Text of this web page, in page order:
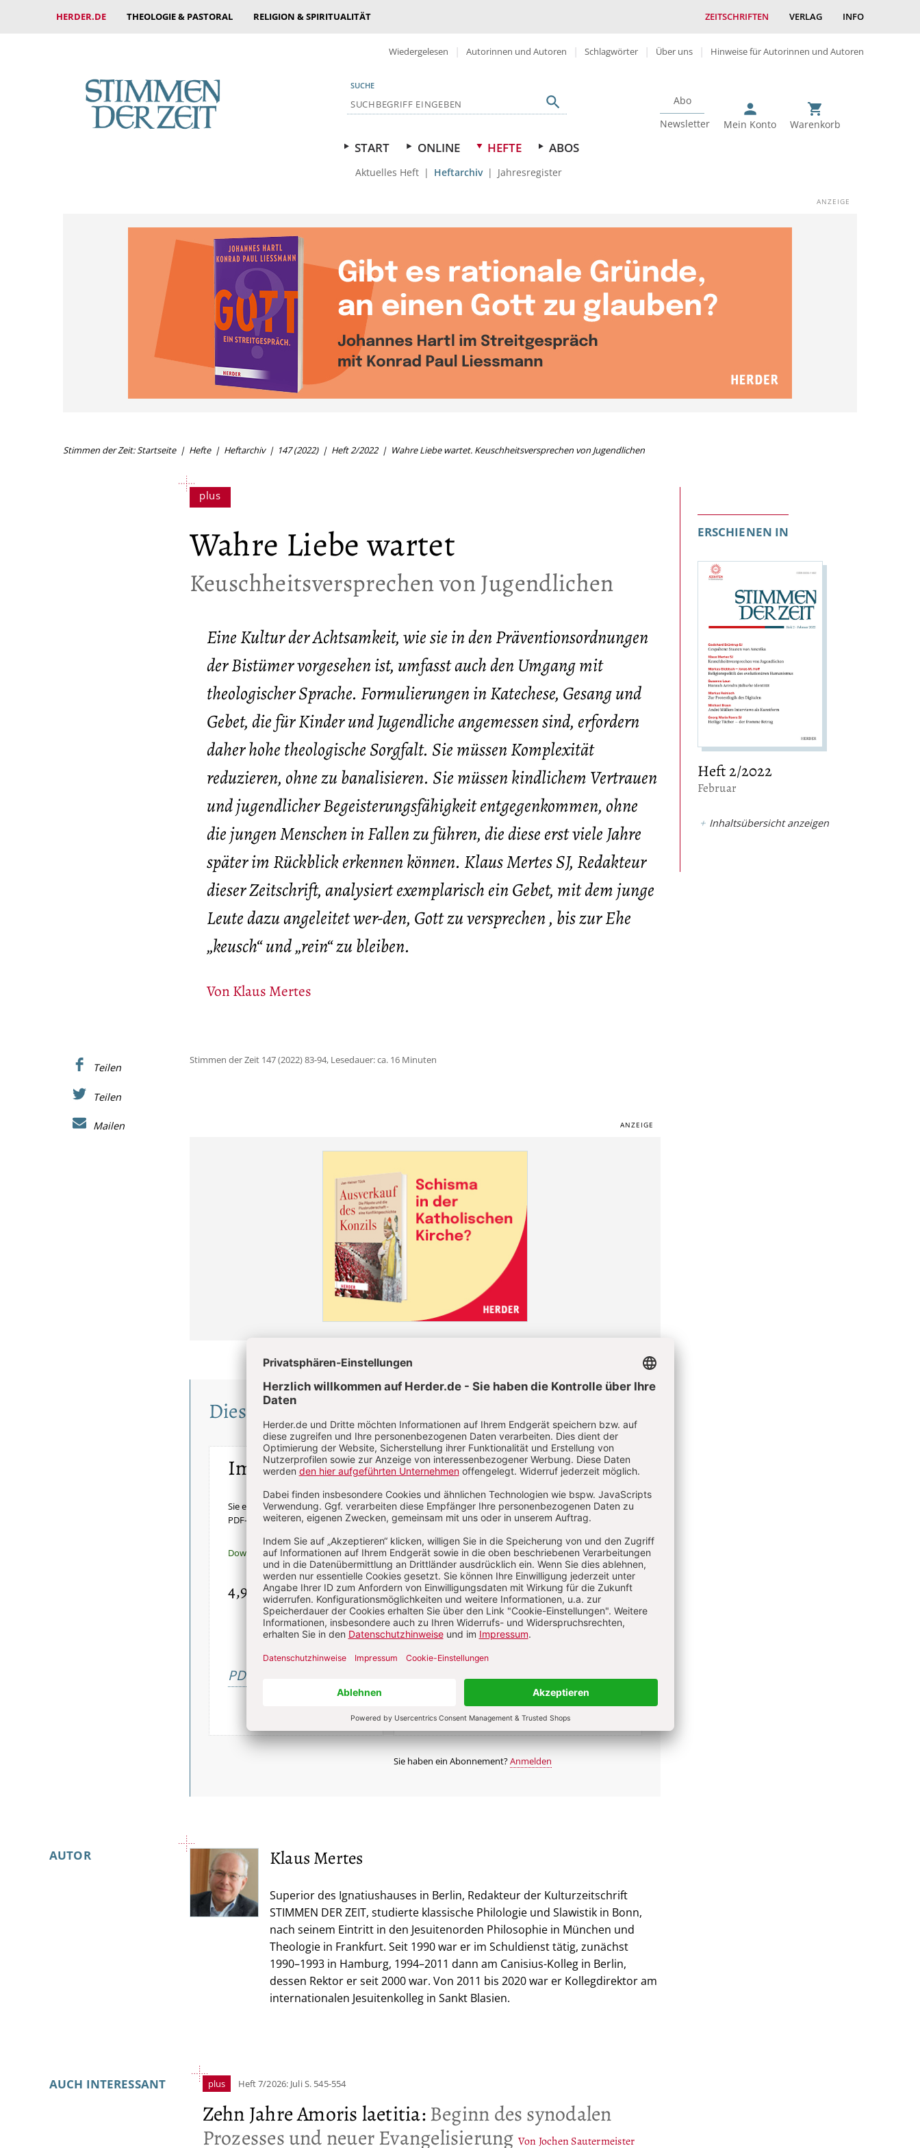
HERDER.DE THEOLOGIE & PASTORAL RELIGION & SPIRITUALITÄT ZEITSCHRIFTEN VERLAG INFO
Wiedergelesen Autorinnen und Autoren Schlagwörter Über uns Hinweise für Autorinnen und Autoren
SUCHE
Abo
Newsletter
Mein Konto Warenkorb
START ONLINE HEFTE ABOS
Aktuelles Heft Heftarchiv Jahresregister
Stimmen der Zeit: Startseite Hefte Heftarchiv 147 (2022) Heft 2/2022 Wahre Liebe wartet. Keuschheitsversprechen von Jugendlichen
Wahre Liebe wartet
:
Keuschheitsversprechen von Jugendlichen
Eine Kultur der Achtsamkeit, wie sie in den Präventionsordnungen
der Bistümer vorgesehen ist, umfasst auch den Umgang mit
theologischer Sprache. Formulierungen in Katechese, Gesang und
Gebet, die für Kinder und Jugendliche angemessen sind, erfordern
daher hohe theologische Sorgfalt. Sie müssen Komplexität
reduzieren, ohne zu banalisieren. Sie müssen kindlichem Vertrauen
und jugendlicher Begeisterungsfähigkeit entgegenkommen, ohne
die jungen Menschen in Fallen zu führen, die diese erst viele Jahre
später im Rückblick erkennen können. Klaus Mertes SJ, Redakteur
dieser Zeitschrift, analysiert exemplarisch ein Gebet, mit dem junge
Leute dazu angeleitet wer-den, Gott zu versprechen , bis zur Ehe
„keusch“ und „rein“ zu bleiben.
Von Klaus Mertes
Stimmen der Zeit 147 (2022) 83-94, Lesedauer: ca. 16 Minuten
Diesen Artikel jetzt lesen!
Im Einzelkauf
Sie erhalten diesen Artikel als
PDF-Datei.
Download sofort verfügbar
4,90 €inkl. MwSt
PDF bestellen
Im Abo
Ihr Plus: Zugriff auch auf alle anderen Artikel im
Abo-Bereich
2 Hefte + 2 Hefte digital 0,00 €
danach87,00 € für 6 Ausgaben pro Halbjahr +
Digitalzugang
inkl. MwSt., zzgl. 7,20 € Versand (D)
Im Abo
Sie haben ein Abonnement?Anmelden
Teilen
Teilen
Mailen
Überschrift
AUTOR Klaus Mertes
Superior des Ignatiushauses in Berlin, Redakteur der Kulturzeitschrift
STIMMEN DER ZEIT, studierte klassische Philologie und Slawistik in Bonn,
nach seinem Eintritt in den Jesuitenorden Philosophie in München und
Theologie in Frankfurt. Seit 1990 war er im Schuldienst tätig, zunächst
1990–1993 in Hamburg, 1994–2011 dann am Canisius-Kolleg in Berlin,
dessen Rektor er seit 2000 war. Von 2011 bis 2020 war er Kollegdirektor am
internationalen Jesuitenkolleg in Sankt Blasien.
AUCH INTERESSANT plus Heft 7/2026: JuliS. 545-554
Zehn Jahre Amoris laetitia:Beginn des synodalen
Prozesses und neuer Evangelisierung Von Jochen Sautermeister
ERSCHIENEN IN
Heft 2/2022
:
Februar
Inhaltsübersicht anzeigen